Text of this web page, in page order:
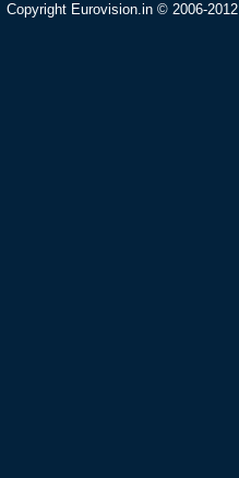
Copyright Eurovision.in © 2006-2012